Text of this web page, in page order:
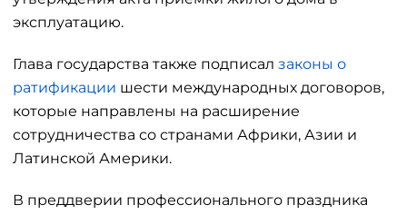
эксплуатацию.
Глава государства также подписал законы о
ратификации шести международных договоров,
которые направлены на расширение
сотрудничества со странами Африки, Азии и
Латинской Америки.
В преддверии профессионального праздника